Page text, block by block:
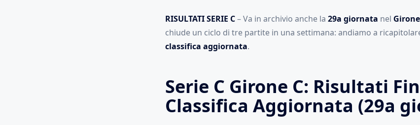
RISULTATI SERIE C– Va in archivio anche la 29a giornata nel
chiude un ciclo di tre partite in una settimana: andiamo a
classifica aggiornata.
Serie C Girone C: Risultati
Classifica Aggiornata (29a